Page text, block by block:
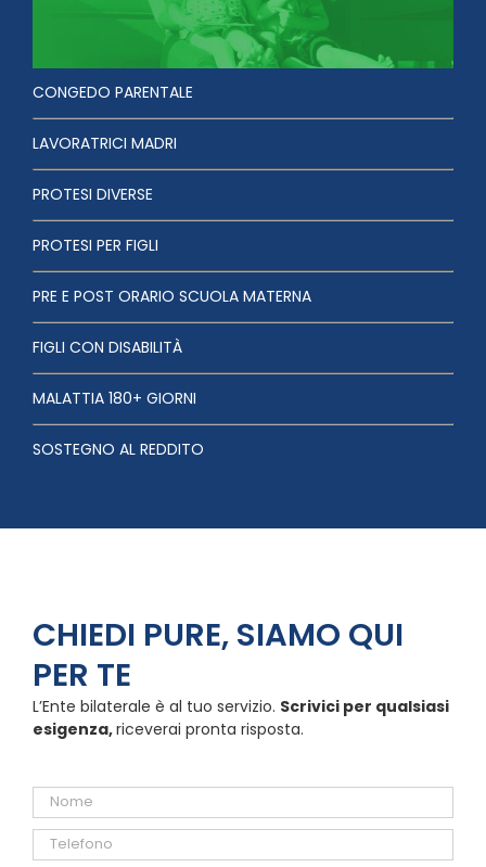
CONGEDO PARENTALE
LAVORATRICI MADRI
PROTESI DIVERSE
PROTESI PER FIGLI
PRE E POST ORARIO SCUOLA MATERNA
FIGLI CON DISABILITÀ
MALATTIA 180+ GIORNI
SOSTEGNO AL REDDITO
CHIEDI PURE, SIAMO QUI
PER TE
L’Ente bilaterale è al tuo servizio. Scrivici per qualsiasi
esigenza,riceverai pronta risposta.